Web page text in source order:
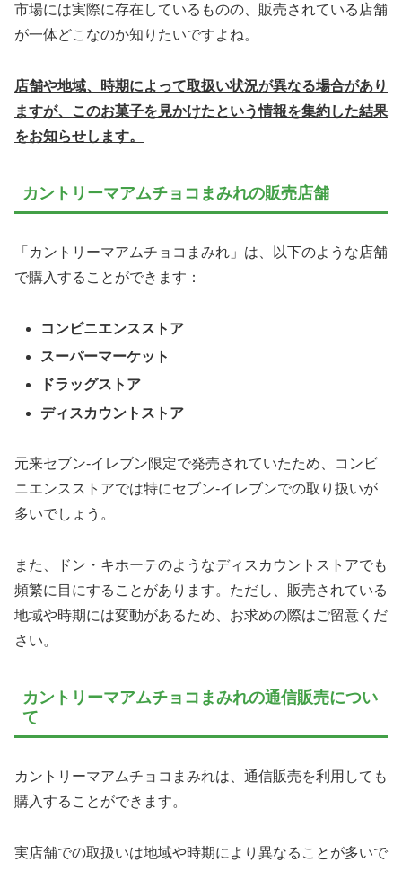
市場には実際に存在しているものの、販売されている店舗
が一体どこなのか知りたいですよね。
店舗や地域、時期によって取扱い状況が異なる場合があり
ますが、このお菓子を見かけたという情報を集約した結果
をお知らせします。
カントリーマアムチョコまみれの販売店舗
「カントリーマアムチョコまみれ」は、以下のような店舗
で購入することができます：
コンビニエンスストア
スーパーマーケット
ドラッグストア
ディスカウントストア
元来セブン-イレブン限定で発売されていたため、コンビ
ニエンスストアでは特にセブン-イレブンでの取り扱いが
多いでしょう。
また、ドン・キホーテのようなディスカウントストアでも
頻繁に目にすることがあります。ただし、販売されている
地域や時期には変動があるため、お求めの際はご留意くだ
さい。
カントリーマアムチョコまみれの通信販売につい
て
カントリーマアムチョコまみれは、通信販売を利用しても
購入することができます。
実店舗での取扱いは地域や時期により異なることが多いで